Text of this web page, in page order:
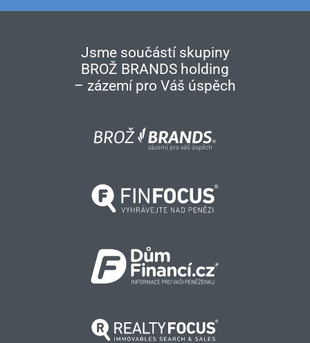
Jsme součástí skupiny
BROŽ BRANDS holding
– zázemí pro Váš úspěch